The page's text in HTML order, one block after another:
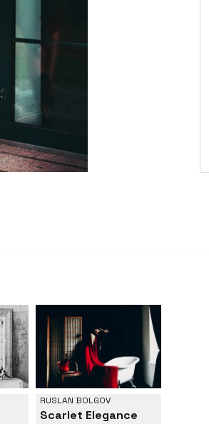
RUSLAN BOLGOV
Scarlet Elegance